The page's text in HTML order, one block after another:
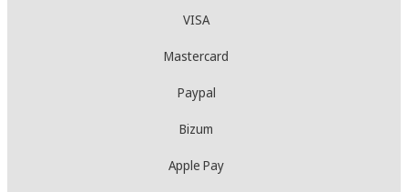
VISA
Mastercard
Paypal
Bizum
Apple Pay